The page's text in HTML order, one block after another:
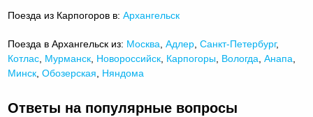
Поезда из Карпогоров в:Архангельск
Поезда в Архангельск из: Москва ,Адлер ,Санкт-Петербург,
Котлас Мурманск Новороссийск Карпогоры Вологда ,Анапа
Минск ,Обозерская Няндома
Ответы на популярные вопросы